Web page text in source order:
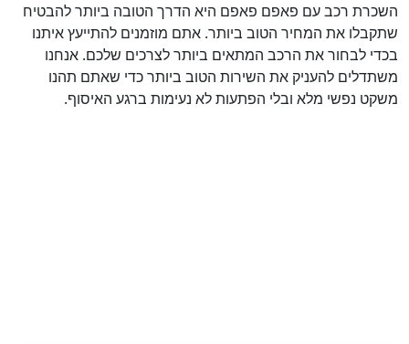
השכרת רכב עם פאפם פאפם היא הדרך הטובה ביותר להבטיח
שתקבלו את המחיר הטוב ביותר. אתם מוזמנים להתייעץ איתנו
בכדי לבחור את הרכב המתאים ביותר לצרכים שלכם. אנחנו
משתדלים להעניק את השירות הטוב ביותר כדי שאתם תהנו
משקט נפשי מלא ובלי הפתעות לא נעימות ברגע האיסוף.